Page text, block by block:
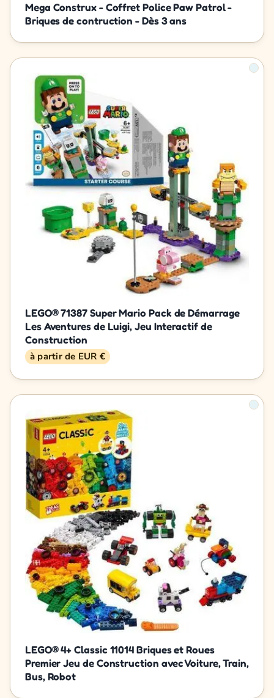
Mega Construx - Coffret Police Paw Patrol -
Briques de contruction - Dès 3 ans
LEGO® 71387 Super Mario Pack de Démarrage
Les Aventures de Luigi, Jeu Interactif de
Construction
à partir de EUR €
LEGO® 4+ Classic 11014 Briques et Roues
Premier Jeu de Construction avec Voiture, Train,
Bus, Robot